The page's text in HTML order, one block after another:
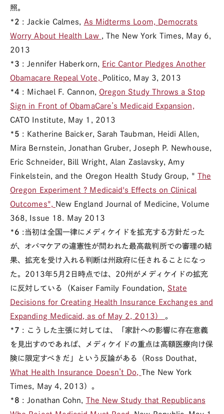
照。
*2 : Jackie Calmes, As Midterms Loom, Democrats
Worry About Health Law
, The New York Times, May 6,
2013
*3 : Jennifer Haberkorn, Eric Cantor Pledges Another
Obamacare Repeal Vote, Politico, May 3, 2013
*4 : Michael F. Cannon, Oregon Study Throws a Stop
Sign in Front of ObamaCare’s Medicaid Expansion,
CATO Institute, May 1, 2013
*5 : Katherine Baicker, Sarah Taubman, Heidi Allen,
Mira Bernstein, Jonathan Gruber, Joseph P. Newhouse,
Eric Schneider, Bill Wright, Alan Zaslavsky, Amy
Finkelstein, and the Oregon Health Study Group, " The
Oregon Experiment ? Medicaid's Effects on Clinical
Outcomes", New England Journal of Medicine, Volume
368, Issue 18. May 2013
*6 :当初は全国一律にメディケイドを拡充する方針だった
が、オバマケアの違憲性が問われた最高裁判所での審理の結
果、拡充を受け入れる判断は州政府に任されることになっ
た。2013年5月2日時点では、20州がメディケイドの拡充
に反対している（Kaiser Family Foundation, State
Decisions for Creating Health Insurance Exchanges and
Expanding Medicaid, as of May 2, 2013） 。
*7 : こうした主張に対しては、「家計への影響に存在意義
を見出すのであれば、メディケイドの重点は高額医療向け保
険に限定すべきだ」という反論がある（Ross Douthat,
What Health Insurance Doesn’t Do, The New York
Times, May 4, 2013）。
*8 : Jonathan Cohn, The New Study that Republicans